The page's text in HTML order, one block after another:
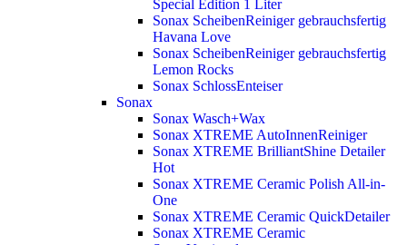
Special Edition 1 Liter
Sonax ScheibenReiniger gebrauchsfertig
Havana Love
Sonax ScheibenReiniger gebrauchsfertig
Lemon Rocks
Sonax SchlossEnteiser
Sonax
Sonax Wasch+Wax
Sonax XTREME AutoInnenReiniger
Sonax XTREME BrilliantShine Detailer
Hot
Sonax XTREME Ceramic Polish All-in-
One
Sonax XTREME Ceramic QuickDetailer
Sonax XTREME Ceramic